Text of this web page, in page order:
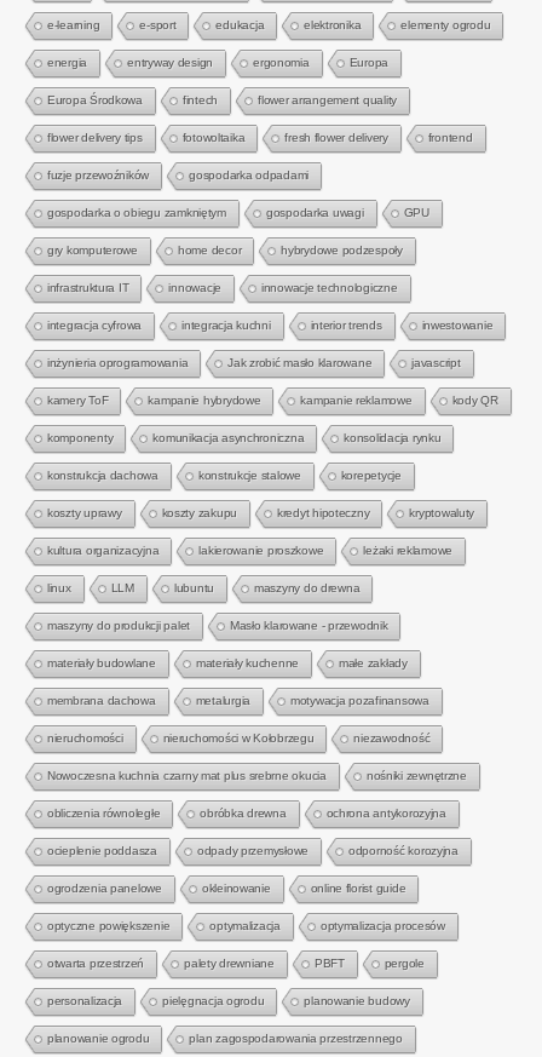
e-learning e-sport edukacja elektronika elementy ogrodu
energia entryway design ergonomia Europa
Europa Środkowa fintech flower arrangement quality
flower delivery tips fotowoltaika fresh flower delivery frontend
fuzje przewoźników gospodarka odpadami
gospodarka o obiegu zamkniętym gospodarka uwagi GPU
gry komputerowe home decor hybrydowe podzespoły
infrastruktura IT innowacje innowacje technologiczne
integracja cyfrowa integracja kuchni interior trends inwestowanie
inżynieria oprogramowania Jak zrobić masło klarowane javascript
kamery ToF kampanie hybrydowe kampanie reklamowe kody QR
komponenty komunikacja asynchroniczna konsolidacja rynku
konstrukcja dachowa konstrukcje stalowe korepetycje
koszty uprawy koszty zakupu kredyt hipoteczny kryptowaluty
kultura organizacyjna lakierowanie proszkowe leżaki reklamowe
linux LLM lubuntu maszyny do drewna
maszyny do produkcji palet Masło klarowane - przewodnik
materiały budowlane materiały kuchenne małe zakłady
membrana dachowa metalurgia motywacja pozafinansowa
nieruchomości nieruchomości w Kołobrzegu niezawodność
Nowoczesna kuchnia czarny mat plus srebrne okucia nośniki zewnętrzne
obliczenia równoległe obróbka drewna ochrona antykorozyjna
ocieplenie poddasza odpady przemysłowe odporność korozyjna
ogrodzenia panelowe okleinowanie online florist guide
optyczne powiększenie optymalizacja optymalizacja procesów
otwarta przestrzeń palety drewniane PBFT pergole
personalizacja pielęgnacja ogrodu planowanie budowy
planowanie ogrodu plan zagospodarowania przestrzennego